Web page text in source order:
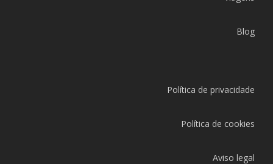
Blog
Política de privacidade
Política de cookies
Aviso legal